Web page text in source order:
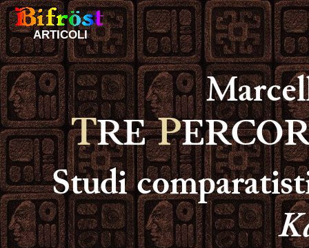
ARTICOLI
TREP
Studi